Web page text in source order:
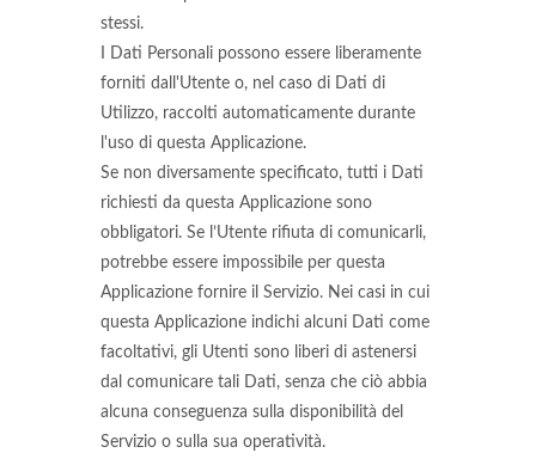
stessi.
I Dati Personali possono essere liberamente
forniti dall'Utente o, nel caso di Dati di
Utilizzo, raccolti automaticamente durante
l'uso di questa Applicazione.
Se non diversamente specificato, tutti i Dati
richiesti da questa Applicazione sono
obbligatori. Se l’Utente rifiuta di comunicarli,
potrebbe essere impossibile per questa
Applicazione fornire il Servizio. Nei casi in cui
questa Applicazione indichi alcuni Dati come
facoltativi, gli Utenti sono liberi di astenersi
dal comunicare tali Dati, senza che ciò abbia
alcuna conseguenza sulla disponibilità del
Servizio o sulla sua operatività.